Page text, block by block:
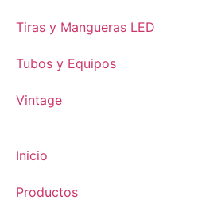
Tiras y Mangueras LED
Tubos y Equipos
Vintage
Inicio
Productos